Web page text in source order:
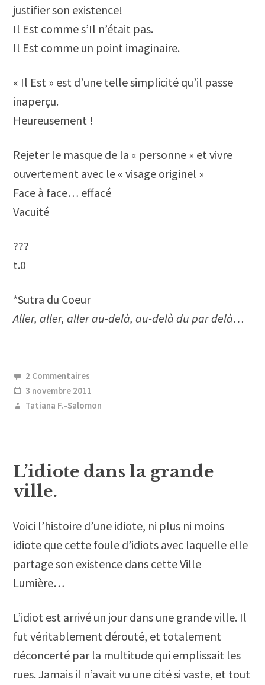
justifier son existence!
Il Est comme s’Il n’était pas.
Il Est comme un point imaginaire.
« Il Est » est d’une telle simplicité qu’il passe
inaperçu.
Heureusement !
Rejeter le masque de la « personne » et vivre
ouvertement avec le « visage originel »
Face à face… effacé
Vacuité
???
t.0
*Sutra du Coeur
Aller, aller, aller au-delà, au-delà du par delà…
2 Commentaires
3 novembre 2011
Tatiana F.-Salomon
L’idiote dans la grande
ville.
Voici l’histoire d’une idiote, ni plus ni moins
idiote que cette foule d’idiots avec laquelle elle
partage son existence dans cette Ville
Lumière…
L’idiot est arrivé un jour dans une grande ville. Il
fut véritablement dérouté, et totalement
déconcerté par la multitude qui emplissait les
rues. Jamais il n’avait vu une cité si vaste, et tout